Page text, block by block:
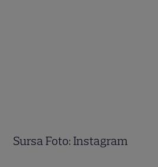
Sursa Foto: Instagram